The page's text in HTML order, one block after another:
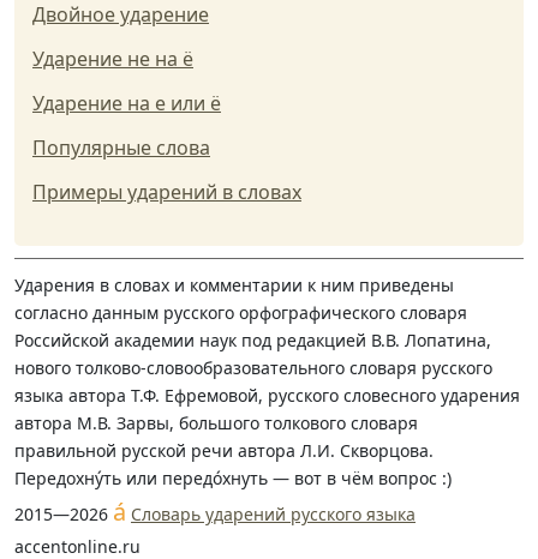
Двойное ударение
Ударение не на ё
Ударение на е или ё
Популярные слова
Примеры ударений в словах
Ударения в словах и комментарии к ним приведены
согласно данным русского орфографического словаря
Российской академии наук под редакцией В.В. Лопатина,
нового толково-словообразовательного словаря русского
языка автора Т.Ф. Ефремовой, русского словесного ударения
автора М.В. Зарвы, большого толкового словаря
правильной русской речи автора Л.И. Скворцова.
Передохну́ть или передо́хнуть — вот в чём вопрос :)
2015—2026 á Словарь ударений русского языка
accentonline.ru